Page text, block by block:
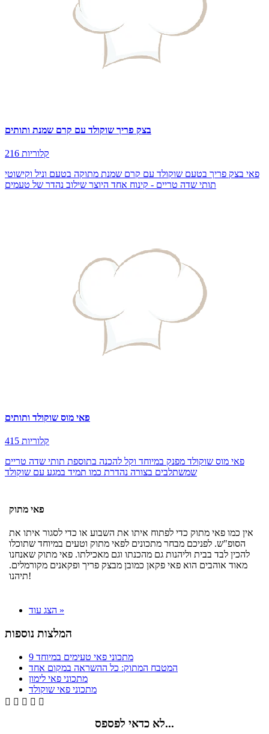
בצק פריך שוקולד עם קרם שמנת ותותים
216 קלוריות
פאי בצק פריך בטעם שוקולד עם קרם שמנת מתוקה בטעם וניל וקישוטי
תותי שדה טריים - קינוח אחד היוצר שילוב נהדר של טעמים
פאי מוס שוקולד ותותים
415 קלוריות
פאי מוס שוקולד מפנק במיוחד וקל להכנה בתוספת תותי שדה טריים
שמשתלבים בצורה נהדרת כמו תמיד במגע עם שוקולד
פאי מתוק
אין כמו פאי מתוק כדי לפתוח איתו את השבוע או כדי לסגור איתו את
הסופ"ש. לפניכם מבחר מתכונים לפאי מתוק וטעים במיוחד שתוכלו
להכין לבד בבית וליהנות גם מהכנתו וגם מאכילתו. פאי מתוק שאנחנו
מאוד אוהבים הוא פאי פקאן כמובן מבצק פריך ופקאנים מקורמלים.
תיהנו!
הצג עוד »
המלצות נוספות
9 מתכוני פאי טעימים במיוחד
המטבח המתוק: כל ההשראה במקום אחד
מתכוני פאי לימון
מתכוני פאי שוקולד
    
לא כדאי לפספס...